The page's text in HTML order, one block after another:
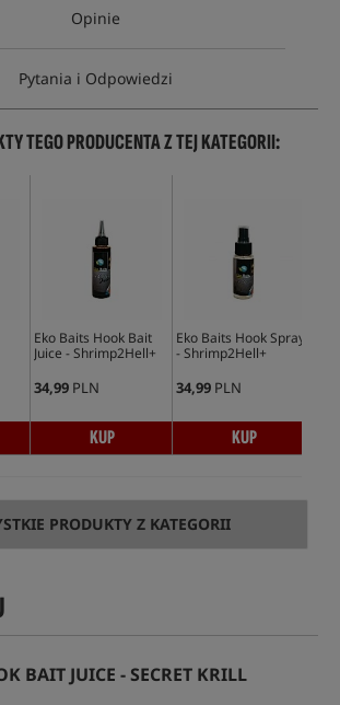
Opinie
Pytania i Odpowiedzi
TEGO PRODUCENTA Z TEJ KATEGORII:
Eko Baits Hook Bait
Juice - Shrimp2Hell+
34,99 PLN
KUP
Eko Baits Hook Spray
- Shrimp2Hell+
34,99 PLN
KUP
PRODUKTY Z KATEGORII
BAIT JUICE - SECRET KRILL